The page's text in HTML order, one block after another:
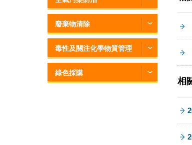
廢棄物清除
毒性及關注化學物質管理
綠色採購
相